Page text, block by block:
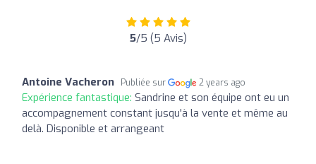
5/5 (5 Avis)
Antoine Vacheron Publiée sur 2 years ago
Expérience fantastique: Sandrine et son équipe ont eu un
accompagnement constant jusqu'à la vente et même au
delà. Disponible et arrangeant